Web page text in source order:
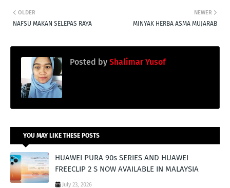
NEWER
MINYAK HERBA ASMA MUJARAB
OLDER
NAFSU MAKAN SELEPAS RAYA
Posted by Shalimar Yusof
YOU MAY LIKE THESE POSTS
HUAWEI PURA 90s SERIES AND HUAWEI
FREECLIP 2 S NOW AVAILABLE IN MALAYSIA
July 23, 2026